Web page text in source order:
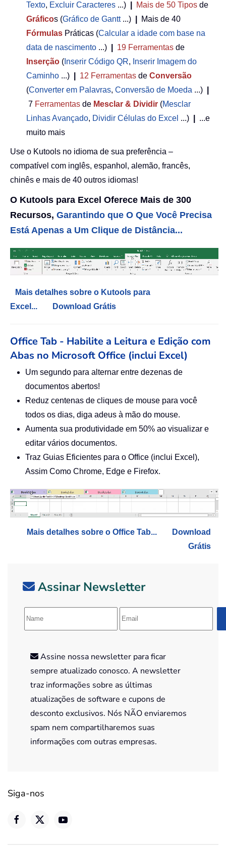
Texto, Excluir Caracteres ...) Mais de 50 Tipos de
Gráficos (Gráfico de Gantt...)
Mais de 40
Fórmulas Práticas (Calcular a idade com base na
data de nascimento ...) 19 Ferramentas de
Inserção ( Inserir Código QR, Inserir Imagem do
Caminho ...) 12 Ferramentas de Conversão
(Converter em Palavras, Conversão de Moeda ...)
7 Ferramentas de Mesclar & Dividir (Mesclar
Linhas Avançado, Dividir Células do Excel ...)
...e
muito mais
Use o Kutools no idioma de sua preferência –
compatível com inglês, espanhol, alemão, francês,
chinês e mais de 40 outros idiomas!
O Kutools para Excel Oferece Mais de 300
Recursos, Garantindo que O Que Você Precisa
Está Apenas a Um Clique de Distância...
Mais detalhes sobre o Kutools para
Excel...
Download Grátis
Office Tab - Habilite a Leitura e Edição com
Abas no Microsoft Office (inclui Excel)
Um segundo para alternar entre dezenas de
documentos abertos!
Reduz centenas de cliques de mouse para você
todos os dias, diga adeus à mão do mouse.
Aumenta sua produtividade em 50% ao visualizar e
editar vários documentos.
Traz Guias Eficientes para o Office (inclui Excel),
Assim Como Chrome, Edge e Firefox.
Mais detalhes sobre o Office Tab...
Download
Grátis
Assinar Newsletter
Assine nossa newsletter para ficar
sempre atualizado conosco. A newsletter
traz informações sobre as últimas
atualizações de software e cupons de
desconto exclusivos. Nós NÃO enviaremos
spam nem compartilharemos suas
informações com outras empresas.
Siga-nos